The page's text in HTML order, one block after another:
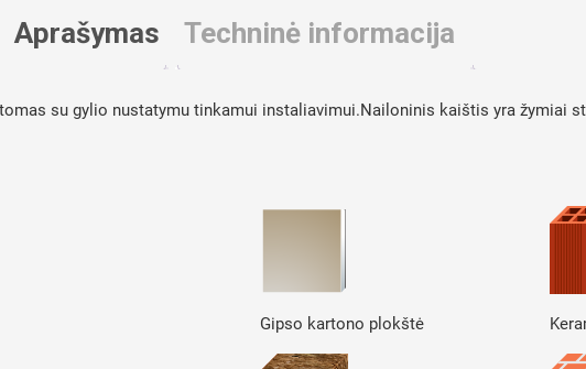
Aprašymas Techninė informacija
su gylio nustatymu tinkamui instaliavimui.Nailoninis kaištis yra žymiai
Gipso kartono plokštė